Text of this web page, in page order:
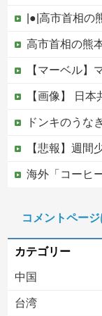
|●|高市首相の熊本視察動画に
高市首相の熊本視察動画にケチ
【マーベル】マフェッ
【画像】 日
ドンキのうなぎ
【悲報】週間少年ジャンプ
海外「コーヒー1杯が6ドル
【移民政策反対
コメントペー
カテゴリー
中国
台湾